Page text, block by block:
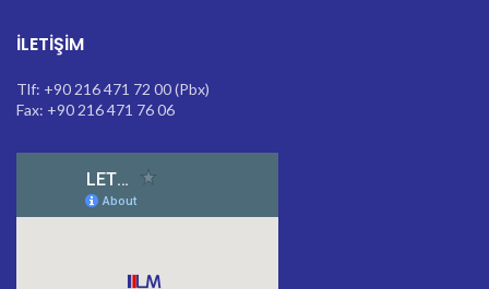
İLETIŞIM
Tlf: +90 216 471 72 00 (Pbx)
Fax: +90 216 471 76 06